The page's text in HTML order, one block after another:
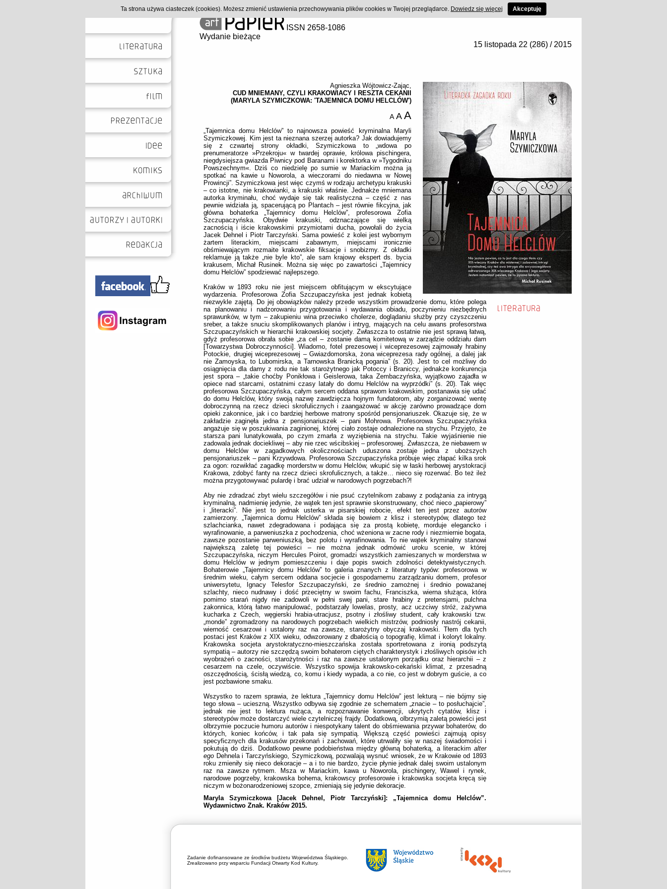
ISSN 2658-1086
Wydanie bieżące
15 listopada 22 (286) / 2015
Agnieszka Wójtowicz-Zając,
CUD MNIEMANY, CZYLI KRAKOWIACY I RESZTA CEKANII
(MARYLA SZYMICZKOWA: 'TAJEMNICA DOMU HELCLÓW')
A A A
„Tajemnica domu Helclów” to najnowsza powieść kryminalna Maryli
Szymiczkowej. Kim jest ta nieznana szerzej autorka? Jak dowiadujemy
się z czwartej strony okładki, Szymiczkowa to „wdowa po
prenumeratorze »Przekroju« w twardej oprawie, królowa pischingera,
niegdysiejsza gwiazda Piwnicy pod Baranami i korektorka w »Tygodniku
Powszechnym«. Dziś co niedzielę po sumie w Mariackim można ją
spotkać na kawie u Noworola, a wieczorami do niedawna w Nowej
Prowincji”. Szymiczkowa jest więc czymś w rodzaju archetypu krakuski
– co istotne, nie krakowianki, a krakuski właśnie. Jednakże mniemana
autorka kryminału, choć wydaje się tak realistyczna – część z nas
pewnie widziała ją, spacerującą po Plantach – jest równie fikcyjna, jak
główna bohaterka „Tajemnicy domu Helclów”, profesorowa Zofia
Szczupaczyńska. Obydwie krakuski, odznaczające się wielką
zacnością i iście krakowskimi przymiotami ducha, powołali do życia
Jacek Dehnel i Piotr Tarczyński. Sama powieść z kolei jest wybornym
żartem literackim, miejscami zabawnym, miejscami ironicznie
obśmiewającym rozmaite krakowskie fiksacje i snobizmy. Z okładki
reklamuje ją także „nie byle kto”, ale sam krajowy ekspert ds. bycia
krakusem, Michał Rusinek. Można się więc po zawartości „Tajemnicy
domu Helclów” spodziewać najlepszego.
Kraków w 1893 roku nie jest miejscem obfitującym w ekscytujące
wydarzenia. Profesorowa Zofia Szczupaczyńska jest jednak kobietą
niezwykle zajętą. Do jej obowiązków należy przede wszystkim prowadzenie domu, które polega
na planowaniu i nadzorowaniu przygotowania i wydawania obiadu, poczynieniu niezbędnych
sprawunków, w tym – zakupieniu wina przeciwko cholerze, doglądaniu służby przy czyszczeniu
sreber, a także snuciu skomplikowanych planów i intryg, mających na celu awans profesorstwa
Szczupaczyńskich w hierarchii krakowskiej socjety. Zwłaszcza to ostatnie nie jest sprawą łatwą,
gdyż profesorowa obrała sobie „za cel – zostanie damą komitetową w zarządzie oddziału dam
[Towarzystwa Dobroczynności]. Wiadomo, fotel prezesowej i wiceprezesowej zajmowały hrabiny
Potockie, drugiej wiceprezesowej – Gwiazdomorska, żona wiceprezesa rady ogólnej, a dalej jak
nie Zamoyska, to Lubomirska, a Tarnowska Branicką pogania” (s. 20). Jest to cel możliwy do
osiągnięcia dla damy z rodu nie tak starożytnego jak Potoccy i Braniccy, jednakże konkurencja
jest spora – „takie choćby Ponikłowa i Geislerowa, taka Zembaczyńska, wyjątkowo zajadła w
opiece nad starcami, ostatnimi czasy latały do domu Helclów na wyprzódki” (s. 20). Tak więc
profesorowa Szczupaczyńska, całym sercem oddana sprawom krakowskim, postanawia się udać
do domu Helclów, który swoją nazwę zawdzięcza hojnym fundatorom, aby zorganizować wentę
dobroczynną na rzecz dzieci skrofulicznych i zaangażować w akcję zarówno prowadzące dom
opieki zakonnice, jak i co bardziej herbowe matrony spośród pensjonariuszek. Okazuje się, że w
zakładzie zaginęła jedna z pensjonariuszek – pani Mohrowa. Profesorowa Szczupaczyńska
angażuje się w poszukiwania zaginionej, której ciało zostaje odnalezione na strychu. Przyjęto, że
starsza pani lunatykowała, po czym zmarła z wyziębienia na strychu. Takie wyjaśnienie nie
zadowala jednak dociekliwej – aby nie rzec wścibskiej – profesorowej. Zwłaszcza, że niebawem w
domu Helclów w zagadkowych okolicznościach uduszona zostaje jedna z uboższych
pensjonariuszek – pani Krzywdowa. Profesorowa Szczupaczyńska próbuje więc złapać kilka srok
za ogon: rozwikłać zagadkę morderstw w domu Helclów, wkupić się w łaski herbowej arystokracji
Krakowa, zdobyć fanty na rzecz dzieci skrofulicznych, a także… nieco się rozerwać. Bo też ileż
można przygotowywać pulardę i brać udział w narodowych pogrzebach?!
Aby nie zdradzać zbyt wielu szczegółów i nie psuć czytelnikom zabawy z podążania za intrygą
kryminalną, nadmienię jedynie, że wątek ten jest sprawnie skonstruowany, choć nieco „papierowy”
i „literacki”. Nie jest to jednak usterka w pisarskiej robocie, efekt ten jest przez autorów
zamierzony. „Tajemnica domu Helclów” składa się bowiem z klisz i stereotypów, dlatego też
szlachcianka, nawet zdegradowana i podająca się za prostą kobietę, morduje elegancko i
wyrafinowanie, a parweniuszka z pochodzenia, choć wżeniona w zacne rody i niezmiernie bogata,
zawsze pozostanie parweniuszką, bez polotu i wyrafinowania. To nie wątek kryminalny stanowi
największą zaletę tej powieści – nie można jednak odmówić uroku scenie, w której
Szczupaczyńska, niczym Hercules Poirot, gromadzi wszystkich zamieszanych w morderstwa w
domu Helclów w jednym pomieszczeniu i daje popis swoich zdolności detektywistycznych.
Bohaterowie „Tajemnicy domu Helclów” to galeria znanych z literatury typów: profesorowa w
średnim wieku, całym sercem oddana socjecie i gospodarnemu zarządzaniu domem, profesor
uniwersytetu, Ignacy Telesfor Szczupaczyński, ze średnio zamożnej i średnio poważanej
szlachty, nieco nudnawy i dość przeciętny w swoim fachu, Franciszka, wierna służąca, która
pomimo starań nigdy nie zadowoli w pełni swej pani, stare hrabiny z pretensjami, pulchna
zakonnica, którą łatwo manipulować, podstarzały lowelas, prosty, acz uczciwy stróż, zażywna
kucharka z Czech, węgierski hrabia-utracjusz, psotny i złośliwy student, cały krakowski tzw.
„monde” zgromadzony na narodowych pogrzebach wielkich mistrzów, podniosły nastrój cekanii,
wierność cesarzowi i ustalony raz na zawsze, starożytny obyczaj krakowski. Tłem dla tych
postaci jest Kraków z XIX wieku, odwzorowany z dbałością o topografię, klimat i koloryt lokalny.
Krakowska socjeta arystokratyczno-mieszczańska została sportretowana z ironią podszytą
sympatią – autorzy nie szczędzą swoim bohaterom ciętych charakterystyk i złośliwych opisów ich
wyobrażeń o zacności, starożytności i raz na zawsze ustalonym porządku oraz hierarchii – z
cesarzem na czele, oczywiście. Wszystko spowija krakowsko-cekański klimat, z przesadną
oszczędnością, ścisłą wiedzą, co, komu i kiedy wypada, a co nie, co jest w dobrym guście, a co
jest pozbawione smaku.
Wszystko to razem sprawia, że lektura „Tajemnicy domu Helclów” jest lekturą – nie bójmy się
tego słowa – ucieszną. Wszystko odbywa się zgodnie ze schematem „znacie – to posłuchajcie”,
jednak nie jest to lektura nużąca, a rozpoznawanie konwencji, ukrytych cytatów, klisz i
stereotypów może dostarczyć wiele czytelniczej frajdy. Dodatkową, olbrzymią zaletą powieści jest
olbrzymie poczucie humoru autorów i niespotykany talent do obśmiewania przywar bohaterów, do
których, koniec końców, i tak pała się sympatią. Większą część powieści zajmują opisy
specyficznych dla krakusów przekonań i zachowań, które utrwaliły się w naszej świadomości i
pokutują do dziś. Dodatkowo pewne podobieństwa między główną bohaterką, a literackim alter
ego Dehnela i Tarczyńskiego, Szymiczkową, pozwalają wysnuć wniosek, że w Krakowie od 1893
roku zmieniły się nieco dekoracje – a i to nie bardzo, życie płynie jednak dalej swoim ustalonym
raz na zawsze rytmem. Msza w Mariackim, kawa u Noworola, pischingery, Wawel i rynek,
narodowe pogrzeby, krakowska bohema, krakowscy profesorowie i krakowska socjeta kręcą się
niczym w bożonarodzeniowej szopce, zmieniają się jedynie dekoracje.
Maryla Szymiczkowa [Jacek Dehnel, Piotr Tarczyński]: „Tajemnica domu Helclów”.
Wydawnictwo Znak. Kraków 2015.
Zadanie dofinansowane ze środków budżetu Województwa Śląskiego.
Zrealizowano przy wsparciu Fundacji Otwarty Kod Kultury.
Ta strona używa ciasteczek (cookies). Możesz zmienić ustawienia przechowywania plików cookies w Twojej przeglądarce. Dowiedz się więcej Akceptuję